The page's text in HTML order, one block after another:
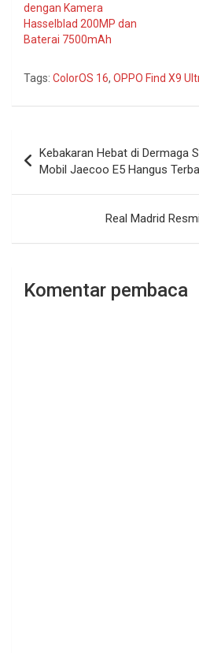
dengan Kamera
Hasselblad 200MP dan
Baterai 7500mAh
Tags: ColorOS 16, OPPO Find X9
pos
Kebakaran Hebat di Dermaga
Mobil Jaecoo E5 Hangus
Real Madrid
Komentar pembaca